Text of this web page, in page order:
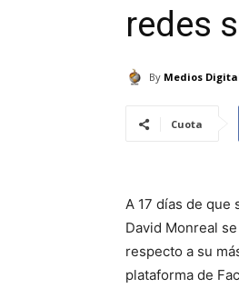
redes
By Medios
Cuota
A 17 días de que
David Monreal
respecto a su
plataforma de